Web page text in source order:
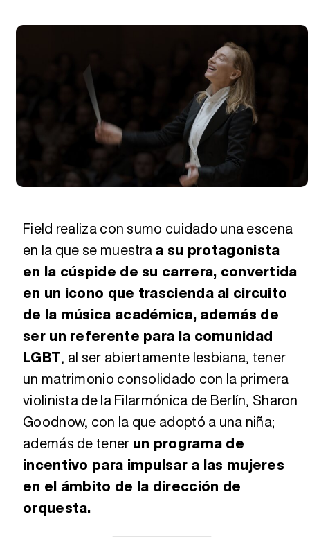
Field realiza con sumo cuidado una escena
en la que se muestraa su protagonista
en la cúspide de su carrera, convertida
en un icono que trascienda al circuito
de la música académica, además de
ser un referente para la comunidad
LGBT, al ser abiertamente lesbiana, tener
un matrimonio consolidado con la primera
violinista de la Filarmónica de Berlín, Sharon
Goodnow, con la que adoptó a una niña;
además de tener un programa de
incentivo para impulsar a las mujeres
en el ámbito de la dirección de
orquesta.